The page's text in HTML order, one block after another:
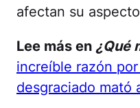
afectan su
Lee más en ¿Qué
increíble razón
desgraciado mató